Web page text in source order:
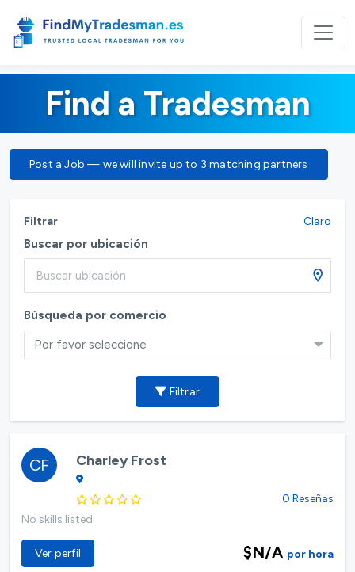
Find a Tradesman
Post a Job — we will invite up to 3 matching partners
Filtrar Claro
Buscar por ubicación
Búsqueda por comercio
Por favor seleccione
Filtrar
CF Charley Frost
0 Reseñas
No skills listed
Ver perfil $N/A por hora